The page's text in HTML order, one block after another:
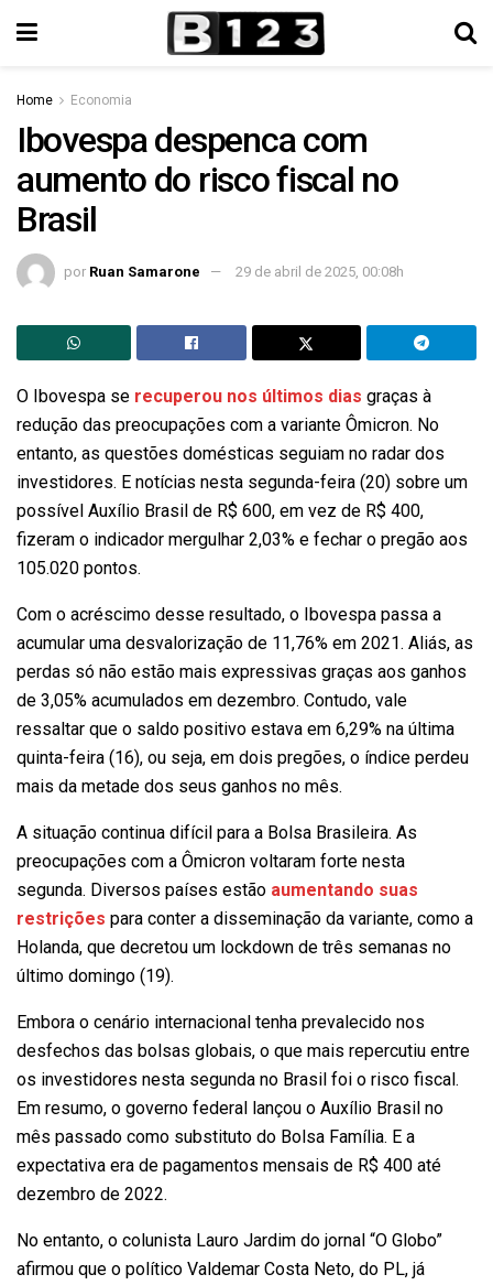
Home Economia
Ibovespa despenca com
aumento do risco fiscal no
Brasil
por Ruan Samarone 29 de abril de 2025, 00:08h
O Ibovespa se recuperou nos últimos dias graças à
redução das preocupações com a variante Ômicron. No
entanto, as questões domésticas seguiam no radar dos
investidores. E notícias nesta segunda-feira (20) sobre um
possível Auxílio Brasil de R$ 600, em vez de R$ 400,
fizeram o indicador mergulhar 2,03% e fechar o pregão aos
105.020 pontos.
Com o acréscimo desse resultado, o Ibovespa passa a
acumular uma desvalorização de 11,76% em 2021. Aliás, as
perdas só não estão mais expressivas graças aos ganhos
de 3,05% acumulados em dezembro. Contudo, vale
ressaltar que o saldo positivo estava em 6,29% na última
quinta-feira (16), ou seja, em dois pregões, o índice perdeu
mais da metade dos seus ganhos no mês.
A situação continua difícil para a Bolsa Brasileira. As
preocupações com a Ômicron voltaram forte nesta
segunda. Diversos países estão aumentando suas
restrições para conter a disseminação da variante, como a
Holanda, que decretou um lockdown de três semanas no
último domingo (19).
Embora o cenário internacional tenha prevalecido nos
desfechos das bolsas globais, o que mais repercutiu entre
os investidores nesta segunda no Brasil foi o risco fiscal.
Em resumo, o governo federal lançou o Auxílio Brasil no
mês passado como substituto do Bolsa Família. E a
expectativa era de pagamentos mensais de R$ 400 até
dezembro de 2022.
No entanto, o colunista Lauro Jardim do jornal “O Globo”
afirmou que o político Valdemar Costa Neto, do PL, já